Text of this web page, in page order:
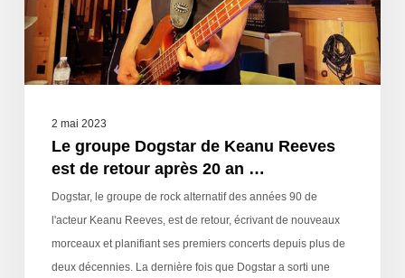
2 mai 2023
Le groupe Dogstar de Keanu Reeves
est de retour après 20 an …
Dogstar, le groupe de rock alternatif des années 90 de
l'acteur Keanu Reeves, est de retour, écrivant de nouveaux
morceaux et planifiant ses premiers concerts depuis plus de
deux décennies. La dernière fois que Dogstar a sorti une